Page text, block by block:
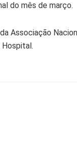
do mês de março.
Associação
Hospital.